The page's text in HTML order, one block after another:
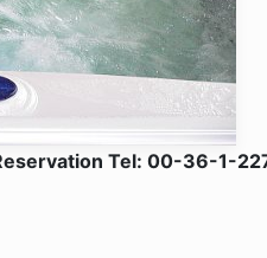
Tel: 00-36-1-